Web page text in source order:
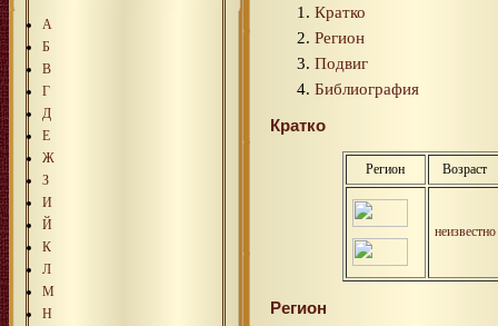
А
Б
В
Г
Д
Е
Ж
З
И
Й
К
Л
М
Н
Кратко
Регион
Подвиг
Библиография
Кратко
Регион Возраст
неизвестно
Регион